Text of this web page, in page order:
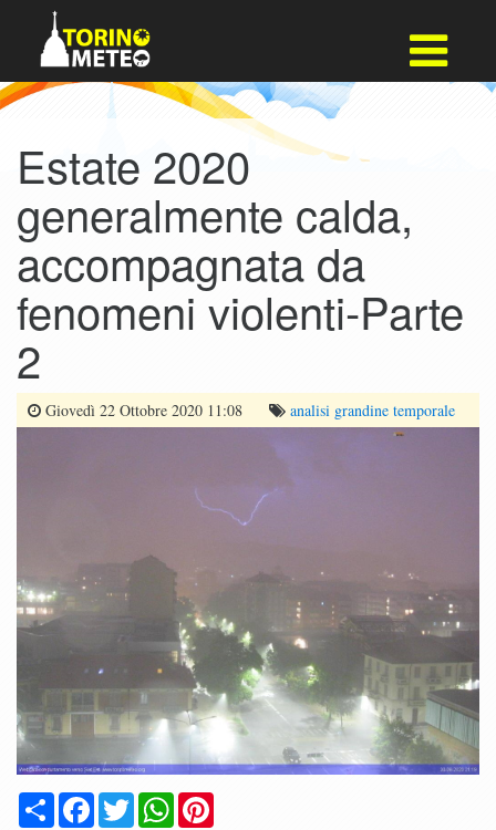
Estate 2020
generalmente calda,
accompagnata da
fenomeni violenti-Parte
2
Giovedì 22 Ottobre 2020 11:08 analisi grandine temporale
CondividiFacebook
TwitterWhatsApp